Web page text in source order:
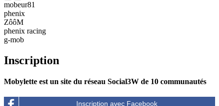
mobeur81
phenix
ZôôM
phenix racing
g-mob
Inscription
Mobylette est un site du réseau Social3W de 10 communautés